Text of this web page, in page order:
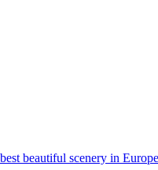
beautiful scenery in